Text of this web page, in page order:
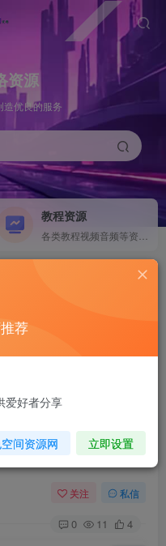
资源
造优良的服务
教程资源
电子书籍下载...
训练营：单号年赚百
关注 私信
0 11 4
荐
爱好者分享
间资源网 立即设置